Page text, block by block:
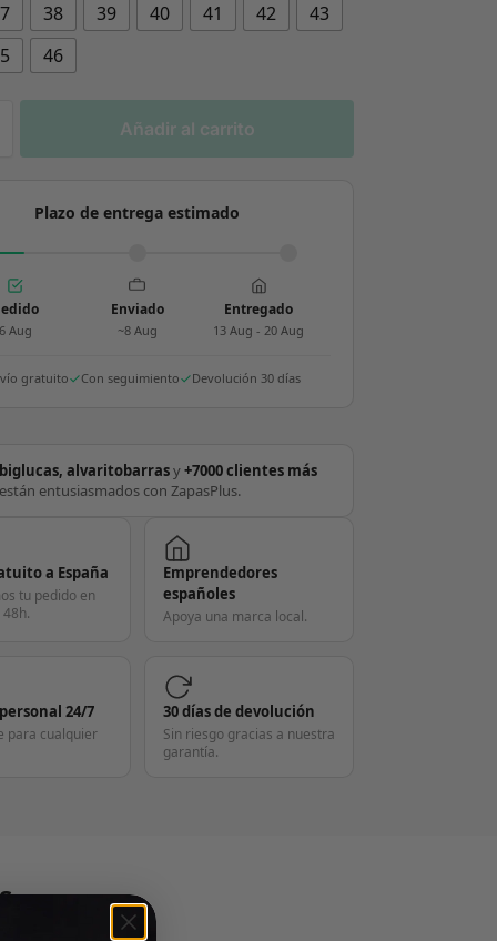
38 39 40 41 42
43
46
Añadir al carrito
Plazo de entrega estimado
Aug
Enviado
~8 Aug
Entregado
13 Aug - 20 Aug
gratuito Con seguimiento Devolución 30 días
biglucas, alvaritobarrasy+7000 clientes más
están entusiasmados con ZapasPlus.
a España
tu pedido en
Emprendedores
españoles
Apoya una marca local.
24/7
para cualquier
30 días de devolución
Sin riesgo gracias a nuestra
garantía.